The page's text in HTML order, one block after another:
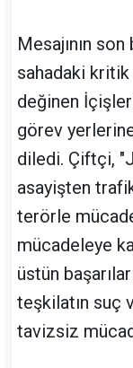
Mesajının
sahadaki
değinen
görev
diledi. Çiftçi,
asayişten
terörle
mücadeleye
üstün
teşkilatın suç
tavizsiz